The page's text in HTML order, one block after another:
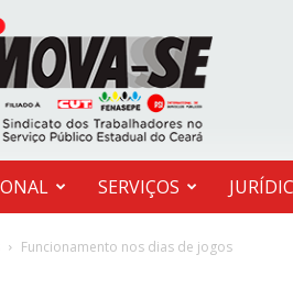
SERVIÇOS
Funcionamento nos dias de jogos